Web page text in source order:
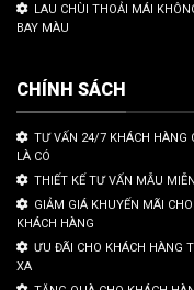
LAU CHÙI THOẢI MÁI
BAY MÀU
CHÍNH SÁCH
TƯ VẤN 24/7 KHÁCH HÀNG
LÀ CÓ
THIẾT KẾ TƯ VẤN MẪU
GIẢM GIÁ KHUYẾN MÃI CHO
KHÁCH HÀNG
ƯU ĐÃI CHO KHÁCH HÀNG
XA